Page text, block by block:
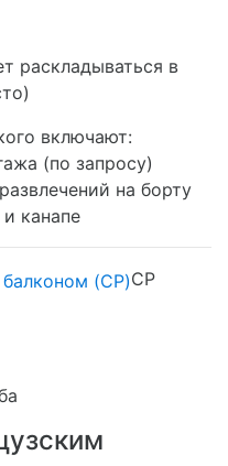
в
включают:
(по запросу)
на борту
канапе
CP